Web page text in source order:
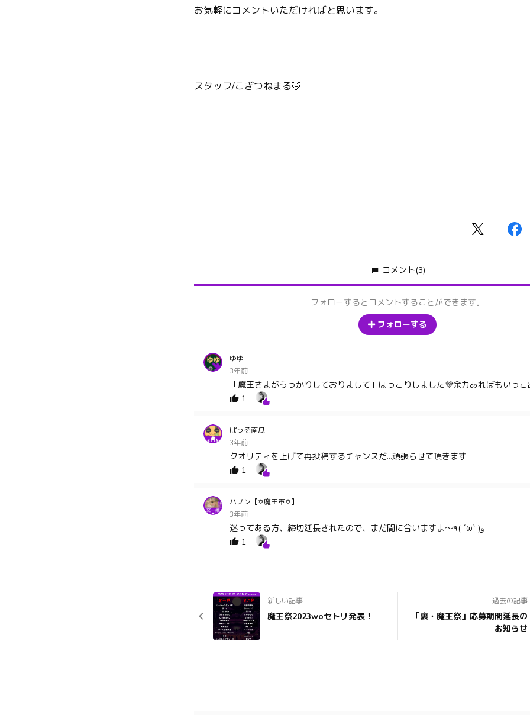
お気軽にコメントいただければと思います。
スタッフ/こぎつねまる🦊
コメント(3)
フォローするとコメントすることができます。
フォローする
ゆゆ
3年前
「魔王さまがうっかりしておりまして」ほっこりしました💜余力あればもいっ
1
ぱっそ南瓜
3年前
クオリティを上げて再投稿するチャンスだ...頑張らせて頂きます
1
ハノン【✡魔王軍✡】
3年前
迷ってある方、締切延長されたので、まだ間に合いますよ〜٩( ´ω` )و
1
新しい記事
魔王祭2023woセトリ発表！
過去の記事
「裏・魔王祭」応募期間延長の
お知らせ